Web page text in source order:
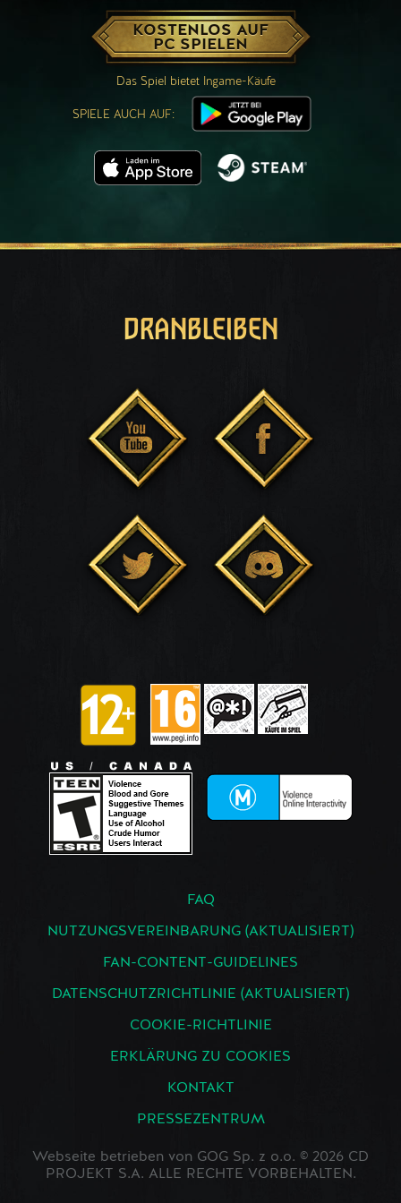
KOSTENLOS AUF
PC SPIELEN
Das Spiel bietet Ingame-Käufe
SPIELE AUCH AUF:
DRANBLEIBEN
FAQ
NUTZUNGSVEREINBARUNG (AKTUALISIERT)
FAN-CONTENT-GUIDELINES
DATENSCHUTZRICHTLINIE (AKTUALISIERT)
COOKIE-RICHTLINIE
ERKLÄRUNG ZU COOKIES
KONTAKT
PRESSEZENTRUM
Webseite betrieben von GOG Sp. z o.o. © 2026 CD
PROJEKT S.A. ALLE RECHTE VORBEHALTEN.